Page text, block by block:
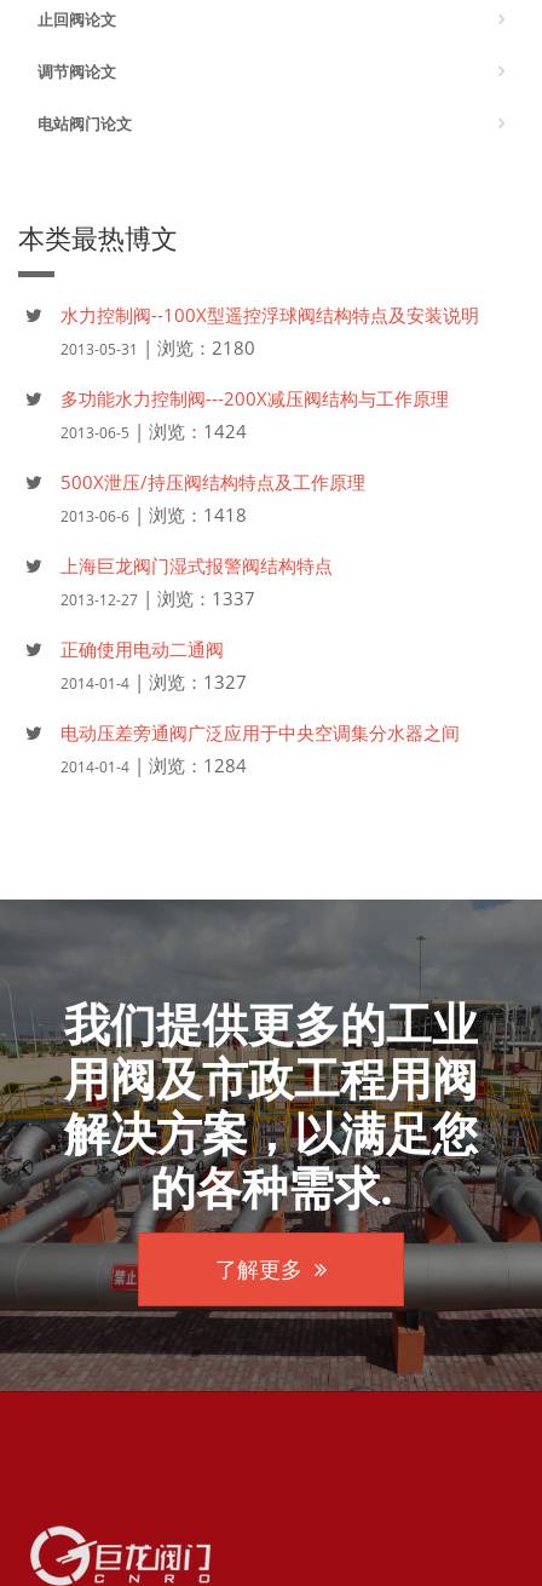
止回阀论文
调节阀论文
电站阀门论文
本类最热博文
水力控制阀--100X型遥控浮球阀结构特点及安装说明
2013-05-31 | 浏览：2180
多功能水力控制阀---200X减压阀结构与工作原理
2013-06-5 | 浏览：1424
500X泄压/持压阀结构特点及工作原理
2013-06-6 | 浏览：1418
上海巨龙阀门湿式报警阀结构特点
2013-12-27 | 浏览：1337
正确使用电动二通阀
2014-01-4 | 浏览：1327
电动压差旁通阀广泛应用于中央空调集分水器之间
2014-01-4 | 浏览：1284
我们提供更多的工业
用阀及市政工程用阀
解决方案，以满足您
的各种需求.
了解更多